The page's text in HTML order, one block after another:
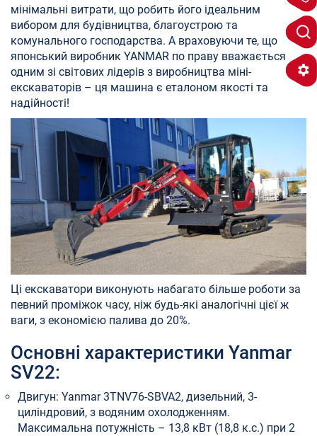
мінімальні витрати, що робить його ідеальним
вибором для будівництва, благоустрою та
комунального господарства. А враховуючи те, що
японський виробник YANMAR по праву вважається
одним зі світових лідерів з виробництва міні-
екскаваторів – ця машина є еталоном якості та
надійності!
Ці екскаватори виконують набагато більше роботи за
певний проміжок часу, ніж будь-які аналогічні цієї ж
ваги, з економією палива до 20%.
Основні характеристики Yanmar
SV22:
Двигун: Yanmar 3TNV76-SBVA2, дизельний, 3-
циліндровий, з водяним охолодженням.
Максимальна потужність – 13,8 кВт (18,8 к.с.) при 2